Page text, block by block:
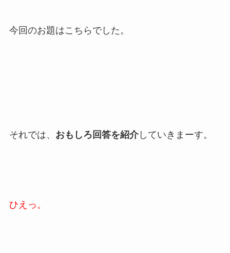
今回のお題はこちらでした。
それでは、 おもしろ回答を紹介していきまーす。
ひえっ。